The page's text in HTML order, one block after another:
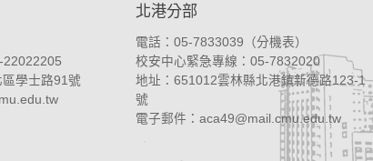
22022205
學士路91號
北港分部
電話：05-7833039（分機表）
校安中心緊急專線：05-7832020
地址： 651012雲林縣北港鎮新德路123-1
號
電子郵件： aca49@mail.cmu.edu.tw